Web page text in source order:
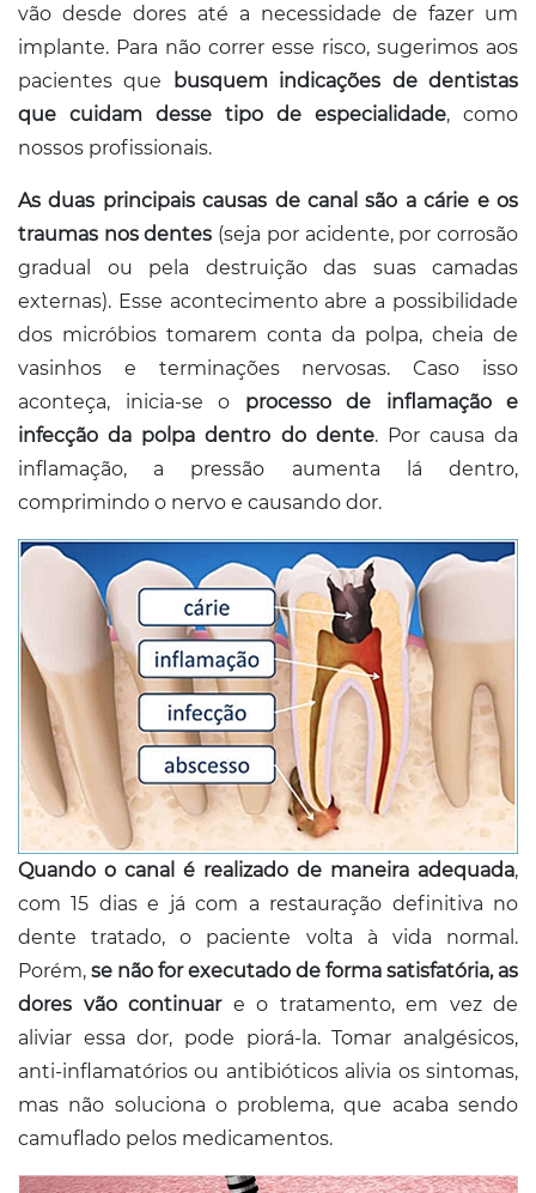
vão desde dores até a necessidade de fazer um
implante. Para não correr esse risco, sugerimos aos
pacientes que
busquem indicações de dentistas
que cuidam desse tipo de especialidade, como
nossos profissionais.
As duas principais causas de canal são a cárie e os
traumas nos dentes (seja por acidente, por corrosão
gradual ou pela destruição das suas camadas
externas). Esse acontecimento abre a possibilidade
dos micróbios tomarem conta da polpa, cheia de
vasinhos e terminações nervosas. Caso isso
aconteça, inicia-se o processo de inflamação e
infecção da polpa dentro do dente. Por causa da
inflamação, a pressão aumenta lá dentro,
comprimindo o nervo e causando dor.
Quando o canal é realizado de maneira adequada,
com 15 dias e já com a restauração definitiva no
dente tratado, o paciente volta à vida normal.
Porém, se não for executado de forma satisfatória, as
dores vão continuare o tratamento, em vez de
aliviar essa dor, pode piorá-la. Tomar analgésicos,
anti-inflamatórios ou antibióticos alivia os sintomas,
mas não soluciona o problema, que acaba sendo
camuflado pelos medicamentos.